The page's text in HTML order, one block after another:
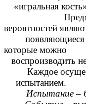
«игральная
Предметом
вероятностей
появляющиеся
которые можно
воспроизводить
Каждое
испытанием.
Испытание–